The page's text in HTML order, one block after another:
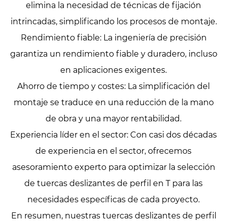
elimina la necesidad de técnicas de fijación
intrincadas, simplificando los procesos de montaje.
Rendimiento fiable: La ingeniería de precisión
garantiza un rendimiento fiable y duradero, incluso
en aplicaciones exigentes.
Ahorro de tiempo y costes: La simplificación del
montaje se traduce en una reducción de la mano
de obra y una mayor rentabilidad.
Experiencia líder en el sector: Con casi dos décadas
de experiencia en el sector, ofrecemos
asesoramiento experto para optimizar la selección
de tuercas deslizantes de perfil en T para las
necesidades específicas de cada proyecto.
En resumen, nuestras tuercas deslizantes de perfil